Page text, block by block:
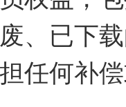
废、已下
担任何补